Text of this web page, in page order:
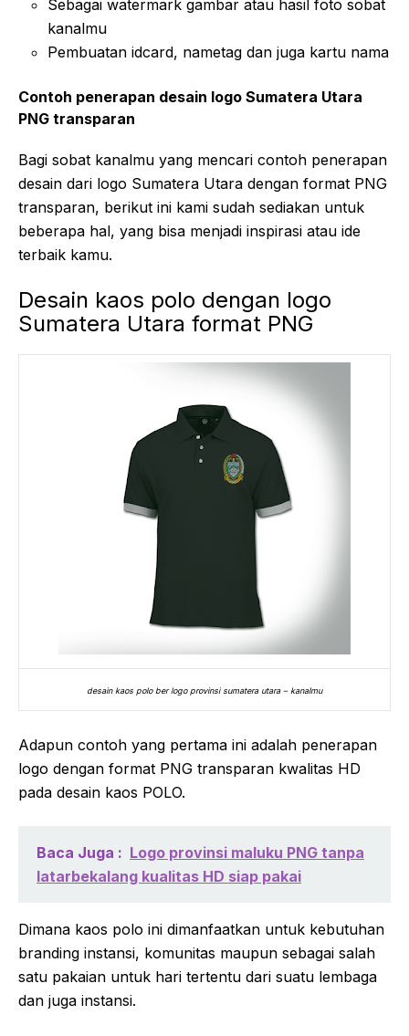
Sebagai watermark gambar atau hasil foto sobat
kanalmu
Pembuatan idcard, nametag dan juga kartu nama
Contoh penerapan desain logo Sumatera Utara
PNG transparan
Bagi sobat kanalmu yang mencari contoh penerapan
desain dari logo Sumatera Utara dengan format PNG
transparan, berikut ini kami sudah sediakan untuk
beberapa hal, yang bisa menjadi inspirasi atau ide
terbaik kamu.
Desain kaos polo dengan logo
Sumatera Utara format PNG
desain kaos polo ber logo provinsi sumatera utara – kanalmu
Adapun contoh yang pertama ini adalah penerapan
logo dengan format PNG transparan kwalitas HD
pada desain kaos POLO.
Baca Juga : Logo provinsi maluku PNG tanpa
latarbekalang kualitas HD siap pakai
Dimana kaos polo ini dimanfaatkan untuk kebutuhan
branding instansi, komunitas maupun sebagai salah
satu pakaian untuk hari tertentu dari suatu lembaga
dan juga instansi.